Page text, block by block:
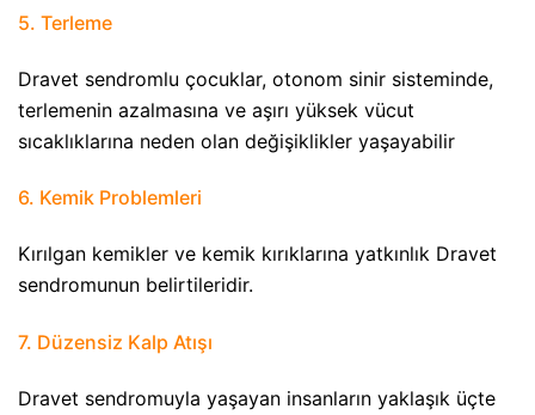
5. Terleme​
Dravet sendromlu çocuklar, otonom sinir sisteminde,
terlemenin azalmasına ve aşırı yüksek vücut
sıcaklıklarına neden olan değişiklikler yaşayabilir
6. Kemik Problemleri​
Kırılgan kemikler ve kemik kırıklarına yatkınlık Dravet
sendromunun belirtileridir.
7. Düzensiz Kalp Atışı​
Dravet sendromuyla yaşayan insanların yaklaşık üçte